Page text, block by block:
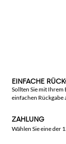
EINFACHE
Sollten Sie mit Ihrem
einfachen Rückgabe
ZAHLUNG
Wählen Sie eine der